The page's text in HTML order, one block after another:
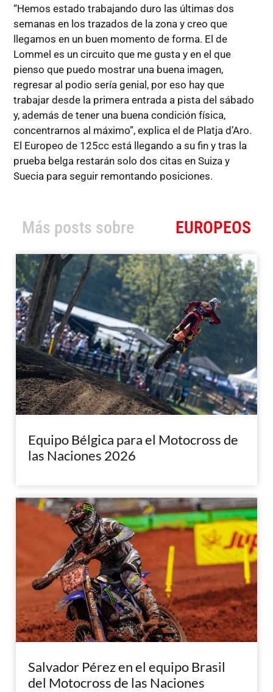
“Hemos estado trabajando duro las últimas dos
semanas en los trazados de la zona y creo que
llegamos en un buen momento de forma. El de
Lommel es un circuito que me gusta y en el que
pienso que puedo mostrar una buena imagen,
regresar al podio sería genial, por eso hay que
trabajar desde la primera entrada a pista del sábado
y, además de tener una buena condición física,
concentrarnos al máximo”, explica el de Platja d’Aro.
El Europeo de 125cc está llegando a su fin y tras la
prueba belga restarán solo dos citas en Suiza y
Suecia para seguir remontando posiciones.
Más posts sobre EUROPEOS
Equipo Bélgica para el Motocross de
las Naciones 2026
Salvador Pérez en el equipo Brasil
del Motocross de las Naciones